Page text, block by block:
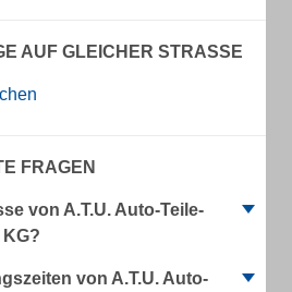
AUF GLEICHER STRASSE
FRAGEN
von A.T.U. Auto-Teile-
von A.T.U. Auto-